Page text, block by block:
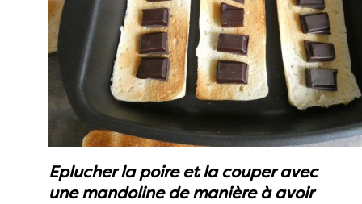
Eplucher la poire et la couper avec
une mandoline de manière à avoir